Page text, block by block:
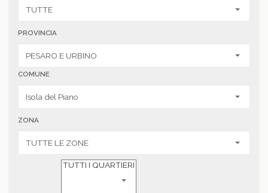
PROVINCIA
COMUNE
ZONA